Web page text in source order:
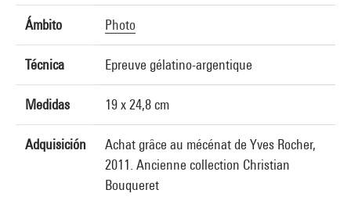
Ámbito Photo
Técnica Epreuve gélatino-argentique
Medidas 19 x 24,8 cm
Adquisición
Achat grâce au mécénat de Yves Rocher,
2011. Ancienne collection Christian
Bouqueret